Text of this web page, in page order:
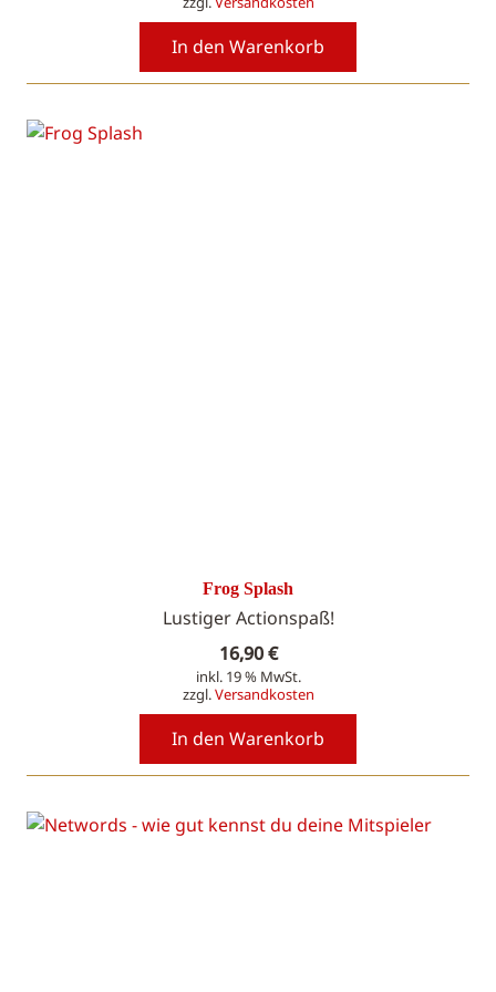
In den Warenkorb
Frog Splash
Lustiger Actionspaß!
16,90€
inkl. 19 % MwSt.
zzgl.Versandkosten
In den Warenkorb